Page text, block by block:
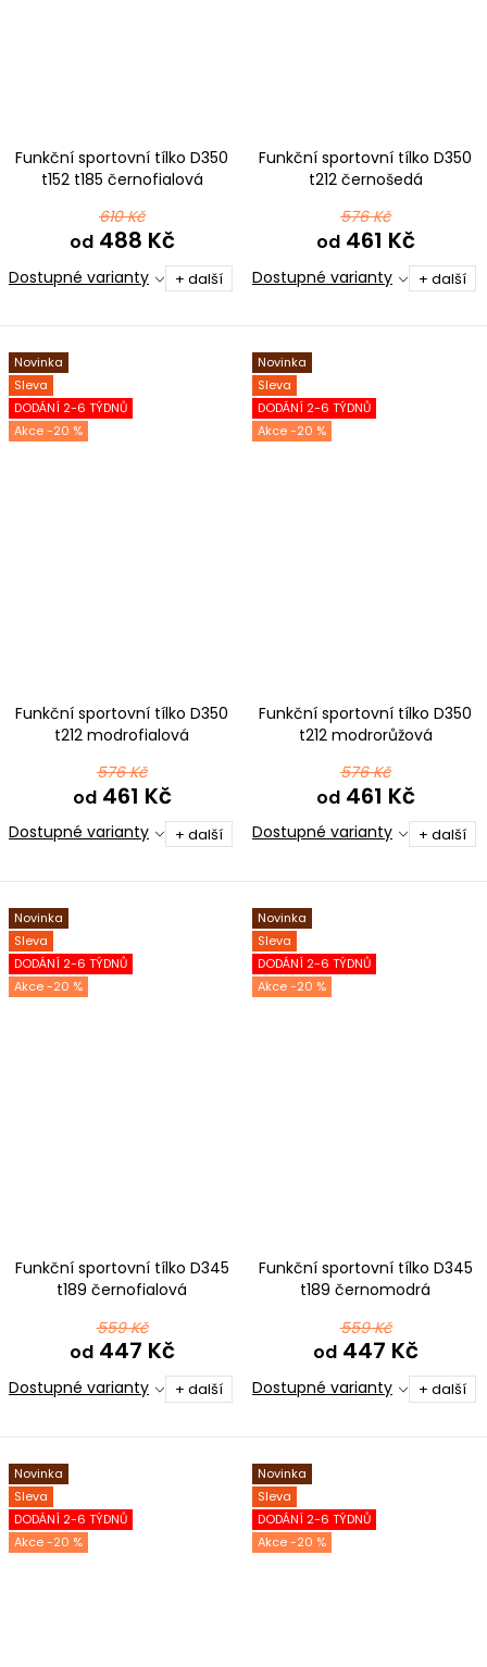
Funkční sportovní tílko D350
t152 t185 černofialová
610 Kč
od488 Kč
Dostupné varianty + další
Funkční sportovní tílko D350
t212 černošedá
576 Kč
od461 Kč
Dostupné varianty + další
Novinka
Sleva
DODÁNÍ 2-6 TÝDNŮ
-20 %
Funkční sportovní tílko D350
t212 modrofialová
576 Kč
od461 Kč
Dostupné varianty + další
Novinka
Sleva
DODÁNÍ 2-6 TÝDNŮ
-20 %
Funkční sportovní tílko D350
t212 modrorůžová
576 Kč
od461 Kč
Dostupné varianty + další
Novinka
Sleva
DODÁNÍ 2-6 TÝDNŮ
-20 %
Funkční sportovní tílko D345
t189 černofialová
559 Kč
od447 Kč
Dostupné varianty + další
Novinka
Sleva
DODÁNÍ 2-6 TÝDNŮ
-20 %
Funkční sportovní tílko D345
t189 černomodrá
559 Kč
od447 Kč
Dostupné varianty + další
Novinka
Sleva
DODÁNÍ 2-6 TÝDNŮ
-20 %
Novinka
Sleva
DODÁNÍ 2-6 TÝDNŮ
-20 %